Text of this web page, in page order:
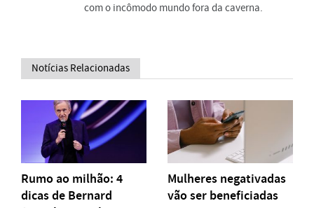
com o incômodo mundo fora da caverna.
Notícias Relacionadas
Rumo ao milhão: 4
dicas de Bernard
Mulheres negativadas
vão ser beneficiadas